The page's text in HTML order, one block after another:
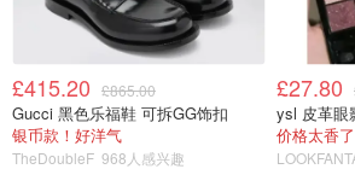
£415.20 £865.00
Gucci 黑色乐福鞋 可拆GG饰扣
银币款！好洋气
TheDoubleF 968人感兴趣
£27.80
ysl 皮革眼
价格太香了